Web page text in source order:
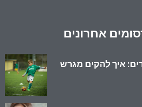
אחרונים
איך להקים מגרש